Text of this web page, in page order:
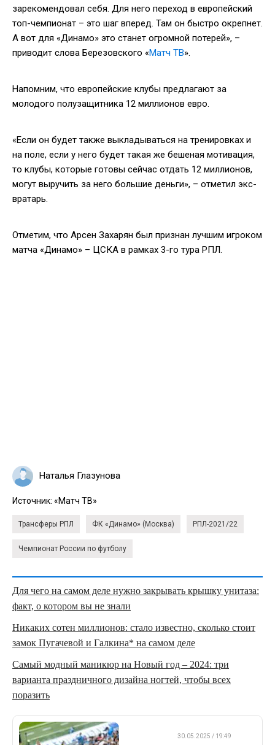
зарекомендовал себя. Для него переход в европейский
топ-чемпионат – это шаг вперед. Там он быстро окрепнет.
А вот для «Динамо» это станет огромной потерей», –
приводит слова Березовского «Матч ТВ».
Напомним, что европейские клубы предлагают за
молодого полузащитника 12 миллионов евро.
«Если он будет также выкладываться на тренировках и
на поле, если у него будет такая же бешеная мотивация,
то клубы, которые готовы сейчас отдать 12 миллионов,
могут выручить за него большие деньги», – отметил экс-
вратарь.
Отметим, что Арсен Захарян был признан лучшим игроком
матча «Динамо» – ЦСКА в рамках 3-го тура РПЛ.
Наталья Глазунова
Источник: «Матч ТВ»
Трансферы РПЛ ФК «Динамо» (Москва) РПЛ-2021/22
Чемпионат России по футболу
Для чего на самом деле нужно закрывать крышку унитаза:
факт, о котором вы не знали
Никаких сотен миллионов: стало известно, сколько стоит
замок Пугачевой и Галкина* на самом деле
Самый модный маникюр на Новый год – 2024: три
варианта праздничного дизайна ногтей, чтобы всех
поразить
30.05.2025 / 19:49